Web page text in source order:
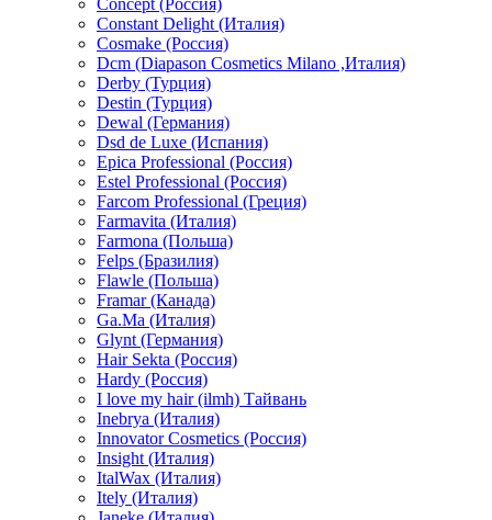
Concept (Россия)
Constant Delight (Италия)
Cosmake (Россия)
Dcm (Diapason Cosmetics Milano ,Италия)
Derby (Турция)
Destin (Турция)
Dewal (Германия)
Dsd de Luxe (Испания)
Epica Professional (Россия)
Estel Professional (Россия)
Farcom Professional (Греция)
Farmavita (Италия)
Farmona (Польша)
Felps (Бразилия)
Flawle (Польша)
Framar (Канада)
Ga.Ma (Италия)
Glynt (Германия)
Hair Sekta (Россия)
Hardy (Россия)
I love my hair (ilmh) Тайвань
Inebrya (Италия)
Innovator Cosmetics (Россия)
Insight (Италия)
ItalWax (Италия)
Itely (Италия)